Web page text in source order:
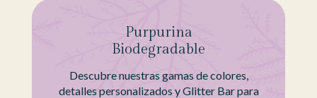
Purpurina
Biodegradable
Descubre nuestras gamas de colores,
detalles personalizados y Glitter Bar para